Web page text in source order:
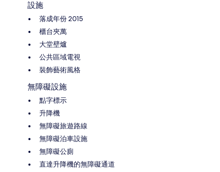
設施
落成年份 2015
櫃台夾萬
大堂壁爐
公共區域電視
裝飾藝術風格
無障礙設施
點字標示
升降機
無障礙旅遊路線
無障礙泊車設施
無障礙公廁
直達升降機的無障礙通道